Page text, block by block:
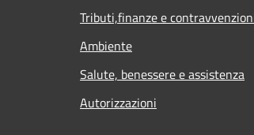
Tributi,finanze e
Ambiente
Salute, benessere e assistenza
Autorizzazioni